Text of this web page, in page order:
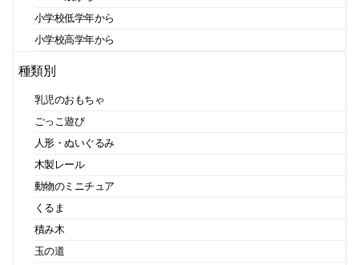
小学校低学年から
小学校高学年から
種類別
乳児のおもちゃ
ごっこ遊び
人形・ぬいぐるみ
木製レール
動物のミニチュア
くるま
積み木
玉の道